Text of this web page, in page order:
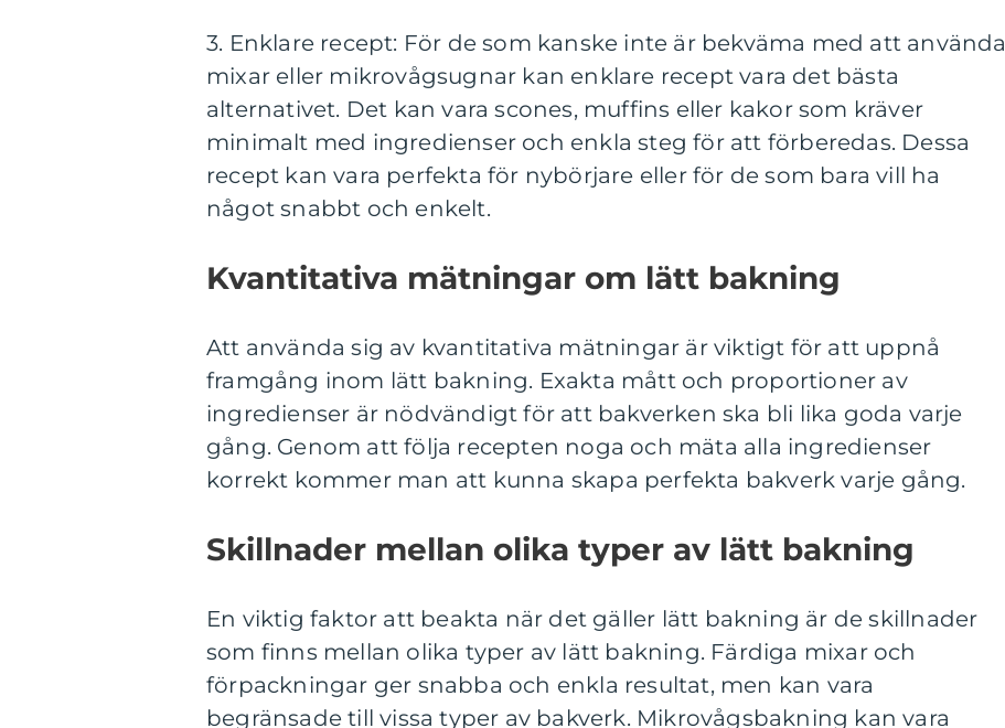
3. Enklare recept: För de som kanske inte är bekväma med att använda
mixar eller mikrovågsugnar kan enklare recept vara det bästa
alternativet. Det kan vara scones, muffins eller kakor som kräver
minimalt med ingredienser och enkla steg för att förberedas. Dessa
recept kan vara perfekta för nybörjare eller för de som bara vill ha
något snabbt och enkelt.
Kvantitativa mätningar om lätt bakning
Att använda sig av kvantitativa mätningar är viktigt för att uppnå
framgång inom lätt bakning. Exakta mått och proportioner av
ingredienser är nödvändigt för att bakverken ska bli lika goda varje
gång. Genom att följa recepten noga och mäta alla ingredienser
korrekt kommer man att kunna skapa perfekta bakverk varje gång.
Skillnader mellan olika typer av lätt bakning
En viktig faktor att beakta när det gäller lätt bakning är de skillnader
som finns mellan olika typer av lätt bakning. Färdiga mixar och
förpackningar ger snabba och enkla resultat, men kan vara
begränsade till vissa typer av bakverk. Mikrovågsbakning kan vara